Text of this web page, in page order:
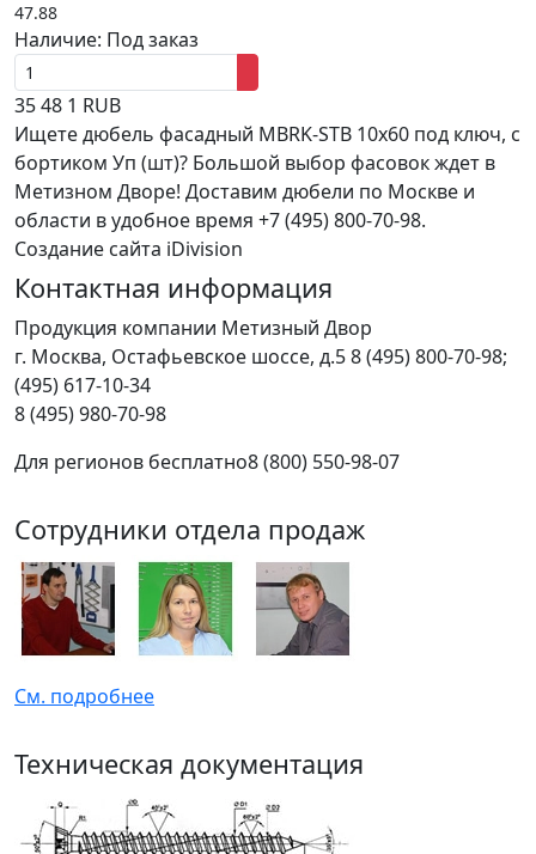
47.88
Наличие: Под заказ
3548 1 RUB
Ищете дюбель фасадный MBRK-STB 10х60 под ключ, с
бортиком Уп (шт)? Большой выбор фасовок ждет в
Метизном Дворе! Доставим дюбели по Москве и
области в удобное время +7 (495) 800-70-98.
Создание сайта iDivision
Контактная информация
Продукция компании Метизный Двор
г. Москва, Остафьевское шоссе, д.58 (495) 800-70-98;
(495) 617-10-34
8 (495) 980-70-98
Для регионов бесплатно8 (800) 550-98-07
Сотрудники отдела продаж
См. подробнее
Техническая документация